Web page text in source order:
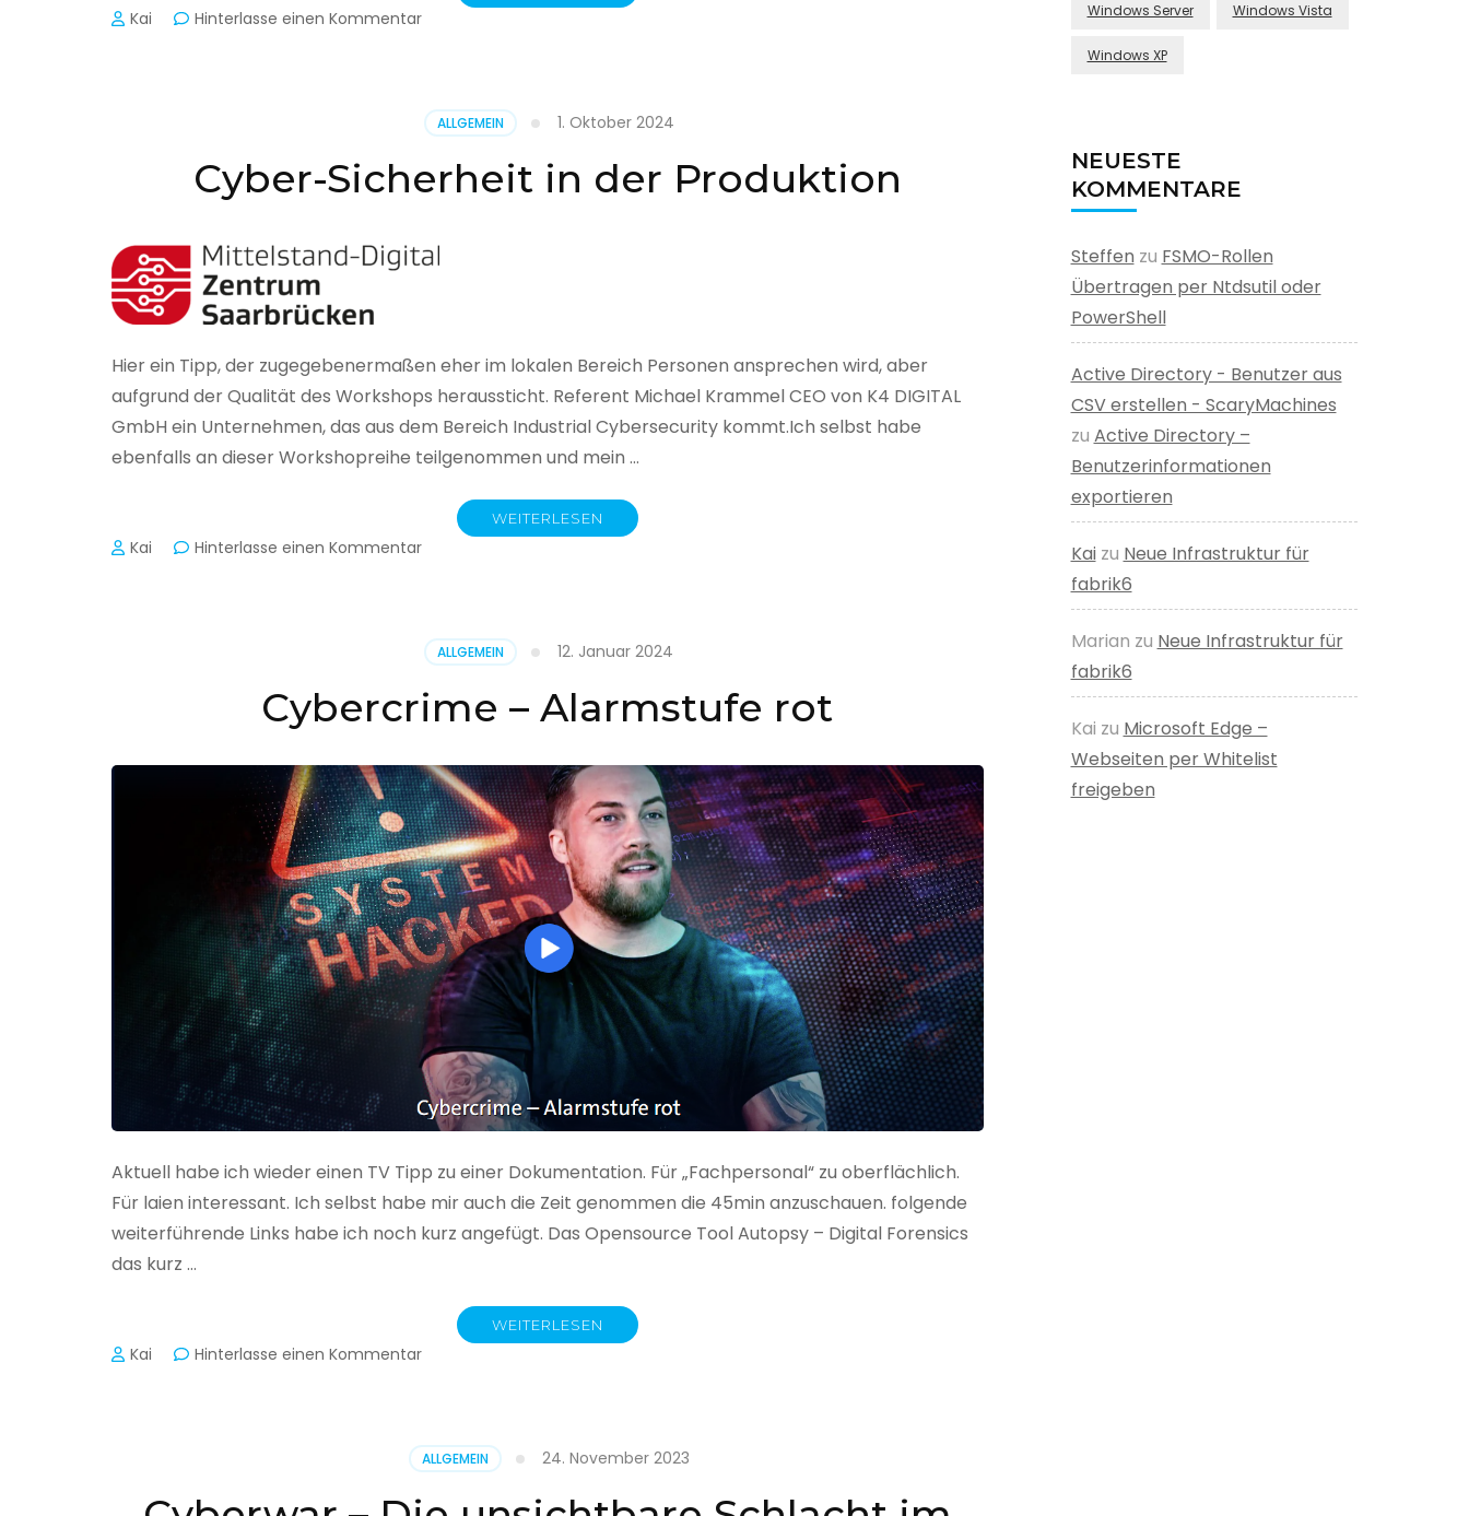
Kai Hinterlasse einen Kommentarzu
heute
seinen
zur
in
Deutschland
ALLGEMEIN 1. Oktober 2024
Cyber-Sicherheit in der Produktion
Hier ein Tipp, der zugegebenermaßen eher im lokalen Bereich Personen ansprechen wird, aber
aufgrund der Qualität des Workshops heraussticht. Referent Michael Krammel CEO von K4 DIGITAL
GmbH ein Unternehmen, das aus dem Bereich Industrial Cybersecurity kommt.Ich selbst habe
ebenfalls an dieser Workshopreihe teilgenommen und mein …
WEITERLESEN
Kai Hinterlasse einen Kommentarzu
der
Produktion
ALLGEMEIN 12. Januar 2024
Cybercrime – Alarmstufe rot
Aktuell habe ich wieder einen TV Tipp zu einer Dokumentation. Für „Fachpersonal“ zu oberflächlich.
Für laien interessant. Ich selbst habe mir auch die Zeit genommen die 45min anzuschauen. folgende
weiterführende Links habe ich noch kurz angefügt. Das Opensource Tool Autopsy – Digital Forensics
das kurz …
WEITERLESEN
Kai Hinterlasse einen Kommentarzu
rot
ALLGEMEIN 24. November 2023
Windows Server Windows Vista
Windows XP
NEUESTE
KOMMENTARE
Steffen zu FSMO-Rollen
Übertragen per Ntdsutil oder
PowerShell
Active Directory - Benutzer aus
CSV erstellen - ScaryMachines
zu Active Directory –
Benutzerinformationen
exportieren
Kaizu Neue Infrastruktur für
fabrik6
Marian zu Neue Infrastruktur für
fabrik6
Kai zu Microsoft Edge –
Webseiten per Whitelist
freigeben